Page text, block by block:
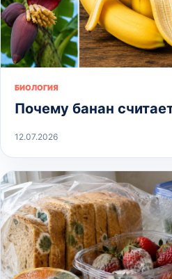
БИОЛОГИЯ
Почему банан
12.07.2026